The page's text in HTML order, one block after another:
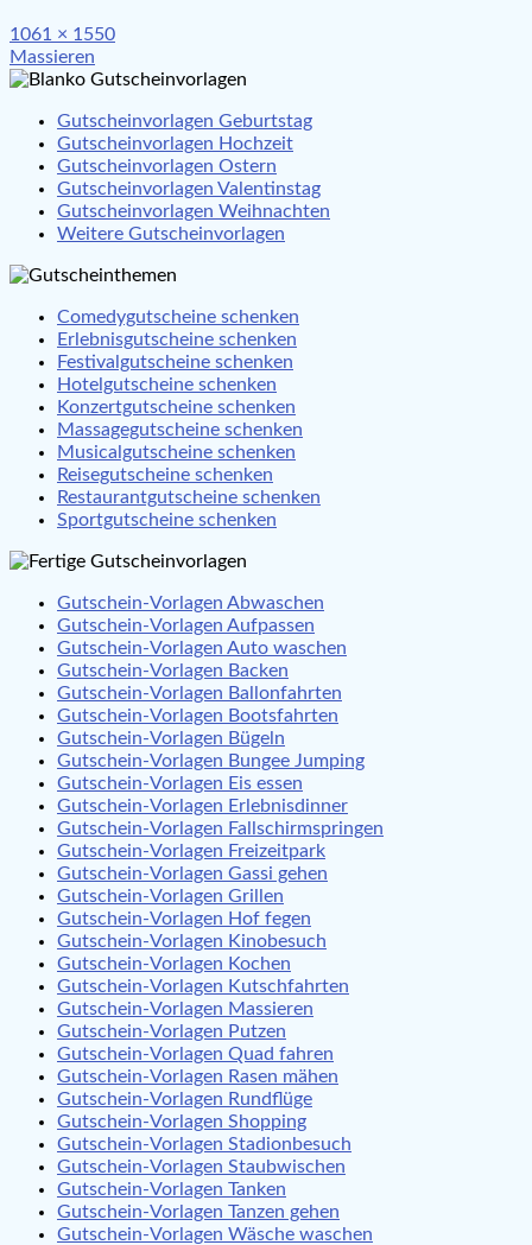
Full
size
1061 × 1550
Beitragsnavigation
Massieren
Gutscheinvorlagen Geburtstag
Gutscheinvorlagen Hochzeit
Gutscheinvorlagen Ostern
Gutscheinvorlagen Valentinstag
Gutscheinvorlagen Weihnachten
Weitere Gutscheinvorlagen
Comedygutscheine schenken
Erlebnisgutscheine schenken
Festivalgutscheine schenken
Hotelgutscheine schenken
Konzertgutscheine schenken
Massagegutscheine schenken
Musicalgutscheine schenken
Reisegutscheine schenken
Restaurantgutscheine schenken
Sportgutscheine schenken
Gutschein-Vorlagen Abwaschen
Gutschein-Vorlagen Aufpassen
Gutschein-Vorlagen Auto waschen
Gutschein-Vorlagen Backen
Gutschein-Vorlagen Ballonfahrten
Gutschein-Vorlagen Bootsfahrten
Gutschein-Vorlagen Bügeln
Gutschein-Vorlagen Bungee Jumping
Gutschein-Vorlagen Eis essen
Gutschein-Vorlagen Erlebnisdinner
Gutschein-Vorlagen Fallschirmspringen
Gutschein-Vorlagen Freizeitpark
Gutschein-Vorlagen Gassi gehen
Gutschein-Vorlagen Grillen
Gutschein-Vorlagen Hof fegen
Gutschein-Vorlagen Kinobesuch
Gutschein-Vorlagen Kochen
Gutschein-Vorlagen Kutschfahrten
Gutschein-Vorlagen Massieren
Gutschein-Vorlagen Putzen
Gutschein-Vorlagen Quad fahren
Gutschein-Vorlagen Rasen mähen
Gutschein-Vorlagen Rundflüge
Gutschein-Vorlagen Shopping
Gutschein-Vorlagen Stadionbesuch
Gutschein-Vorlagen Staubwischen
Gutschein-Vorlagen Tanken
Gutschein-Vorlagen Tanzen gehen
Gutschein-Vorlagen Wäsche waschen